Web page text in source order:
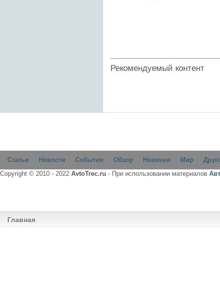
Рекомендуемый контент
Статьи Новости События Обзор Новинки Мир
Copyright © 2010 - 2022 AvtoTrec.ru - При использовании материалов
Главная